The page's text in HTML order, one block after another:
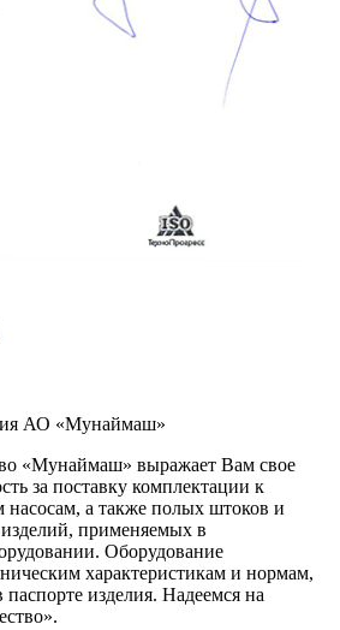
АО «Мунаймаш»
«Мунаймаш» выражает Вам свое
за поставку комплектации к
а также полых штоков и
применяемых в
Оборудование
характеристикам и нормам,
изделия. Надеемся на